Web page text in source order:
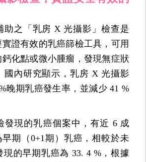
助之「乳房 X 光攝影」檢查是
證有效的乳癌篩檢工具，可用
化點或微小腫瘤，發現無症狀
國內研究顯示，乳房 X 光攝影
晚期乳癌發生率，並減少 41 %
發現的乳癌個案中，有近 6 成
早期（0+1期）乳癌，相較於未
現的早期乳癌為 33. 4 %，根據